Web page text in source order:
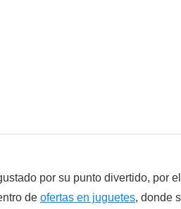
por su punto divertido, por
de ofertas en juguetes, donde